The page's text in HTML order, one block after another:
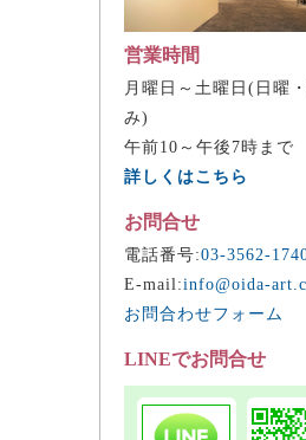
営業時間
月曜日～土曜日(日曜
み)
午前10～午後7時まで
詳しくはこちら
お問合せ
電話番号:03-3562-
E-mail:info@oida-
お問合わせフォーム
LINEでお問合せ